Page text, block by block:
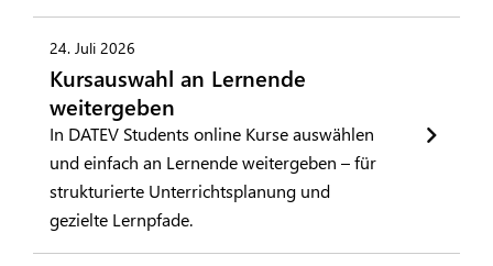
24. Juli 2026
Kursauswahl an Lernende
weitergeben
In DATEV Students online Kurse auswählen
und einfach an Lernende weitergeben – für
strukturierte Unterrichtsplanung und
gezielte Lernpfade.